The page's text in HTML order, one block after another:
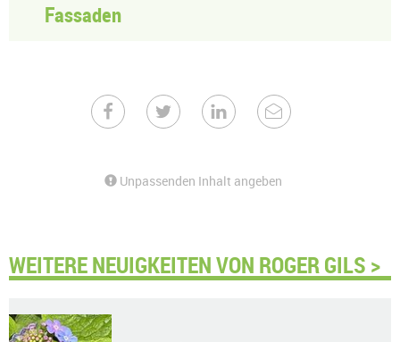
Fassaden
Unpassenden Inhalt angeben
WEITERE NEUIGKEITEN VON ROGER GILS >